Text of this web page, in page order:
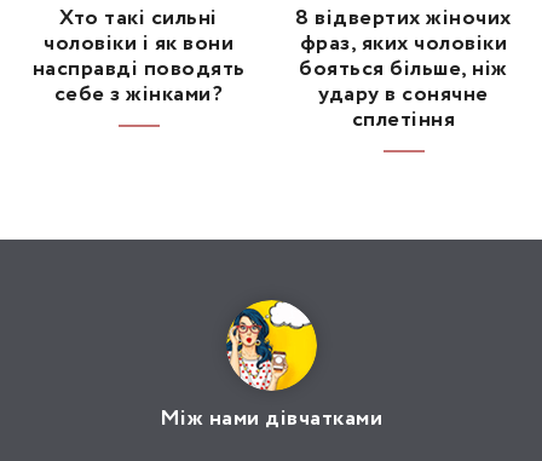
Хто такі сильні
чоловіки і як вони
насправді поводять
себе з жінками?
8 відвертих жіночих
фраз, яких чоловіки
бояться більше, ніж
удару в сонячне
сплетіння
Між нами дівчатками